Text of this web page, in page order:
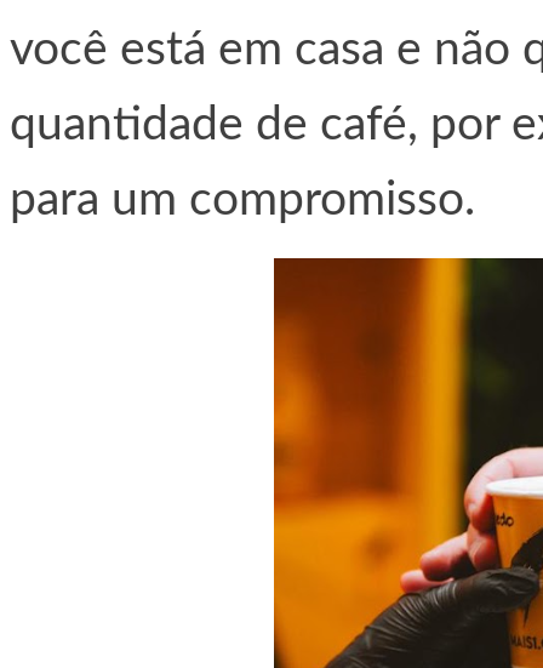
você está em casa e não
quantidade de café, por
para um compromisso.